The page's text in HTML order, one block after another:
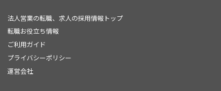
法人営業の転職、求人の採用情報トップ
転職お役立ち情報
ご利用ガイド
プライバシーポリシー
運営会社